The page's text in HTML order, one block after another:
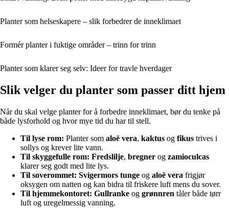
Planter som helseskapere – slik forbedrer de inneklimaet
Formér planter i fuktige områder – trinn for trinn
Planter som klarer seg selv: Ideer for travle hverdager
Slik velger du planter som passer ditt hjem
Når du skal velge planter for å forbedre inneklimaet, bør du tenke på
både lysforhold og hvor mye tid du har til stell.
Til lyse rom: Planter som aloë vera, kaktus og fikus trives i
sollys og krever lite vann.
Til skyggefulle rom: Fredslilje, bregner og zamioculcas
klarer seg godt med lite lys.
Til soverommet: Svigermors tunge og aloë vera frigjør
oksygen om natten og kan bidra til friskere luft mens du sover.
Til hjemmekontoret: Gullranke og grønnren tåler både tørr
luft og uregelmessig vanning.